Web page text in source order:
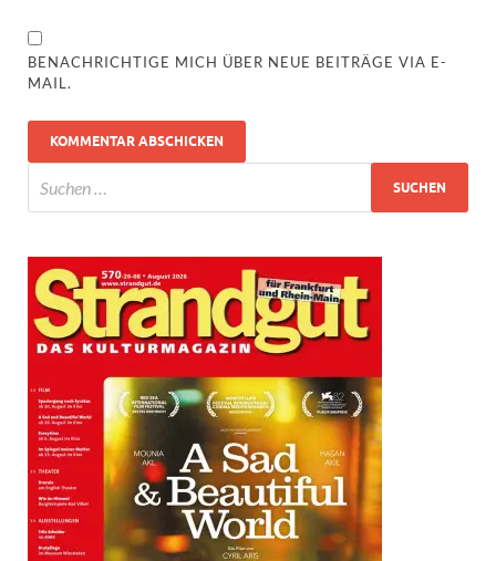
BENACHRICHTIGE MICH ÜBER NEUE BEITRÄGE VIA E-
MAIL.